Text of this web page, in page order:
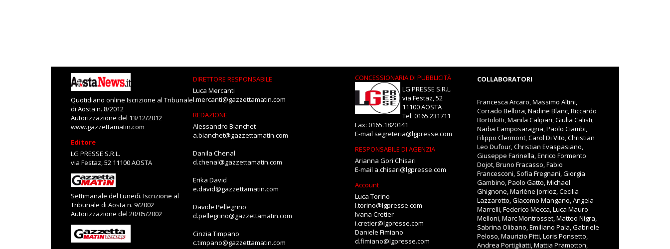
Quotidiano online Iscrizione al Tribunale
di Aosta n. 8/2012
Autorizzazione del 13/12/2012
www.gazzettamatin.com
Editore
LG PRESSE S.R.L.
via Festaz, 52 11100 AOSTA
Settimanale del Lunedì. Iscrizione al
Tribunale di Aosta n. 9/2002
Autorizzazione del 20/05/2002
DIRETTORE RESPONSABILE
Luca Mercanti
l.mercanti@gazzettamatin.com
REDAZIONE
Alessandro Bianchet
a.bianchet@gazzettamatin.com
Danila Chenal
d.chenal@gazzettamatin.com
Erika David
e.david@gazzettamatin.com
Davide Pellegrino
d.pellegrino@gazzettamatin.com
Cinzia Timpano
c.timpano@gazzettamatin.com
CONCESSIONARIA DI PUBBLICITÀ
LG PRESSE S.R.L.
via Festaz, 52
11100 AOSTA
Tel: 0165.231711
Fax: 0165.1820141
E-mail segreteria@lgpresse.com
RESPONSABILE DI AGENZIA
Arianna Gori Chisari
E-mail a.chisari@lgpresse.com
Account
Luca Torino
l.torino@lgpresse.com
Ivana Cretier
i.cretier@lgpresse.com
Daniele Fimiano
d.fimiano@lgpresse.com
COLLABORATORI
Francesca Arcaro, Massimo Altini,
Corrado Bellora, Nadine Blanc, Riccardo
Bortolotti, Manila Calipari, Giulia Calisti,
Nadia Camposaragna, Paolo Ciambi,
Filippo Clermont, Carol Di Vito, Christian
Leo Dufour, Christian Evaspasiano,
Giuseppe Farinella, Enrico Formento
Dojot, Bruno Fracasso, Fabio
Francesconi, Sofia Fregnani, Giorgia
Gambino, Paolo Gatto, Michael
Ghignone, Marlène Jorrioz, Cecilia
Lazzarotto, Giacomo Mangano, Angela
Marrelli, Federico Mecca, Luca Mauro
Melloni, Marc Montrosset, Matteo Nigra,
Sabrina Olibano, Emiliano Pala, Gabriele
Peloso, Maurizio Pitti, Loris Ponsetto,
Andrea Portigliatti, Mattia Pramotton,